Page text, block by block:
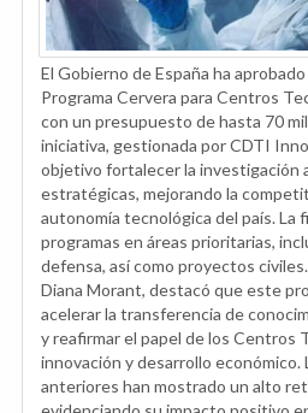
El Gobierno de España ha
Programa Cervera para Centros
con un presupuesto de hasta 70
iniciativa, gestionada por CDTI
objetivo fortalecer la investigación
estratégicas, mejorando la
autonomía tecnológica del país. La
programas en áreas prioritarias,
defensa, así como proyectos
Diana Morant, destacó que este
acelerar la transferencia de
y reafirmar el papel de los Centros
innovación y desarrollo económico.
anteriores han mostrado un alto